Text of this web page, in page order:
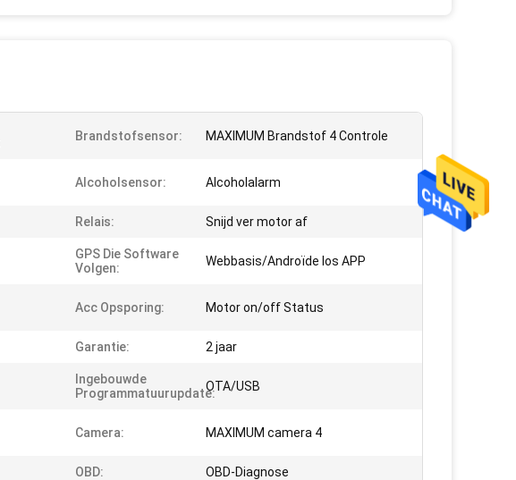
Brandstofsensor: MAXIMUM Brandstof 4 Controle
Alcoholsensor: Alcoholalarm
Relais: Snijd ver motor af
GPS Die Software
Volgen:
Webbasis/Androïde Ios APP
Acc Opsporing: Motor on/off Status
Garantie: 2 jaar
Ingebouwde
Programmatuurupdate:OTA/USB
Camera: MAXIMUM camera 4
OBD: OBD-Diagnose